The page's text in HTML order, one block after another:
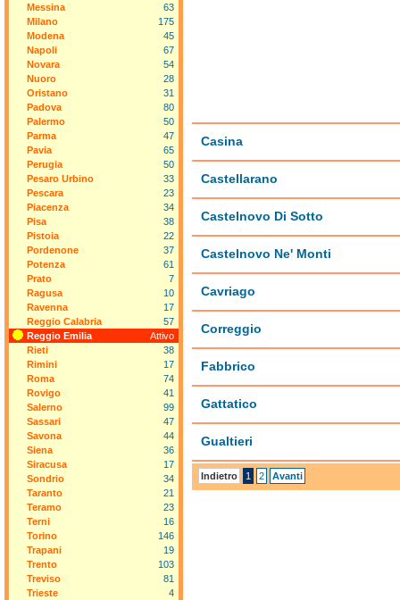
Casina
Castellarano
Castelnovo Di Sotto
Castelnovo Ne' Monti
Cavriago
Correggio
Fabbrico
Gattatico
Gualtieri
Indietro 1 2 Avanti
Messina
63
Milano
175
Modena
45
Napoli
67
Novara
54
Nuoro
28
Oristano
31
Padova
80
Palermo
50
Parma
47
Pavia
65
Perugia
50
Pesaro Urbino
33
Pescara
23
Piacenza
34
Pisa
38
Pistoia
22
Pordenone
37
Potenza
61
Prato
7
Ragusa
10
Ravenna
17
Reggio Calabria
57
Reggio Emilia
Attivo
Rieti
38
Rimini
17
Roma
74
Rovigo
41
Salerno
99
Sassari
47
Savona
44
Siena
36
Siracusa
17
Sondrio
34
Taranto
21
Teramo
23
Terni
16
Torino
146
Trapani
19
Trento
103
Treviso
81
Trieste
4